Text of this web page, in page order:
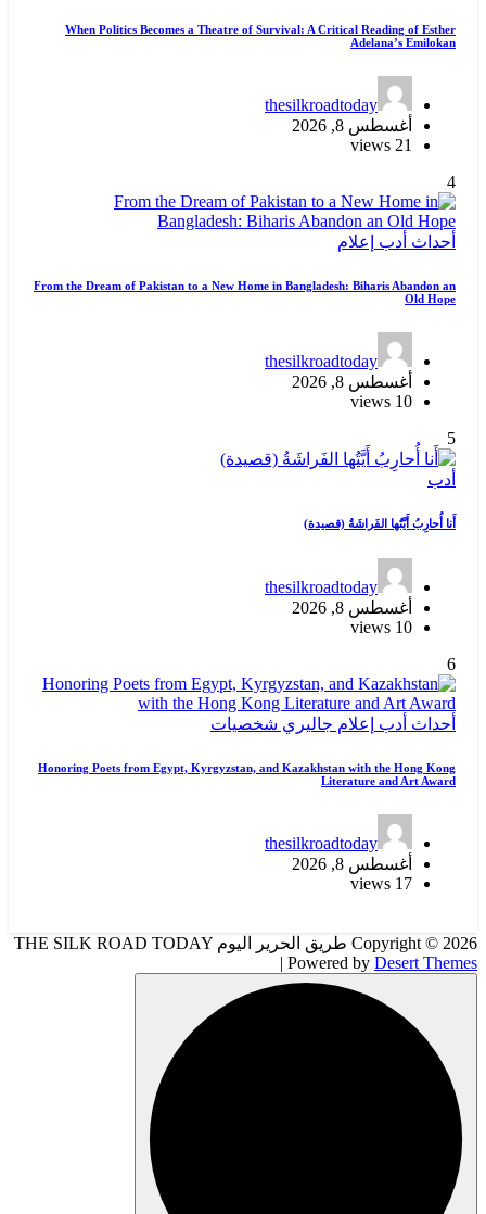
When Politics Becomes a Theatre of Survival: A Critical Reading of Esther
Adelana’s Emilokan
thesilkroadtoday
أغسطس 8, 2026
21 views
4
أحداث أدب إعلام
From the Dream of Pakistan to a New Home in Bangladesh: Biharis Abandon an
Old Hope
thesilkroadtoday
أغسطس 8, 2026
10 views
5
أدب
أَنا أُحارِبُ أَيَّتُها الفَراشَةُ (قصيدة)
thesilkroadtoday
أغسطس 8, 2026
10 views
6
أحداث أدب إعلام جاليري شخصيات
Honoring Poets from Egypt, Kyrgyzstan, and Kazakhstan with the Hong Kong
Literature and Art Award
thesilkroadtoday
أغسطس 8, 2026
17 views
Copyright © 2026 طريق الحرير اليوم THE SILK ROAD TODAY
| Powered by Desert Themes